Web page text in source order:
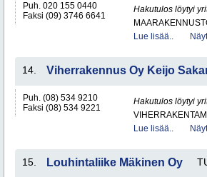
Puh. 020 155 0440
Faksi (09) 3746 6641
Hakutulos löytyi
Lue lisää..
14. Viherrakennus Oy Keijo
Puh. (08) 534 9210
Faksi (08) 534 9221
Hakutulos löytyi
Lue lisää..
15. Louhintaliike Mäkinen Oy